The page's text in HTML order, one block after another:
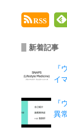
RSS
新着記事
『
イ
『
異